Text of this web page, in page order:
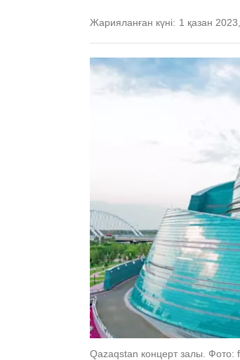
Жарияланған күні: 1 қазан
Qazaqstan концерт залы.